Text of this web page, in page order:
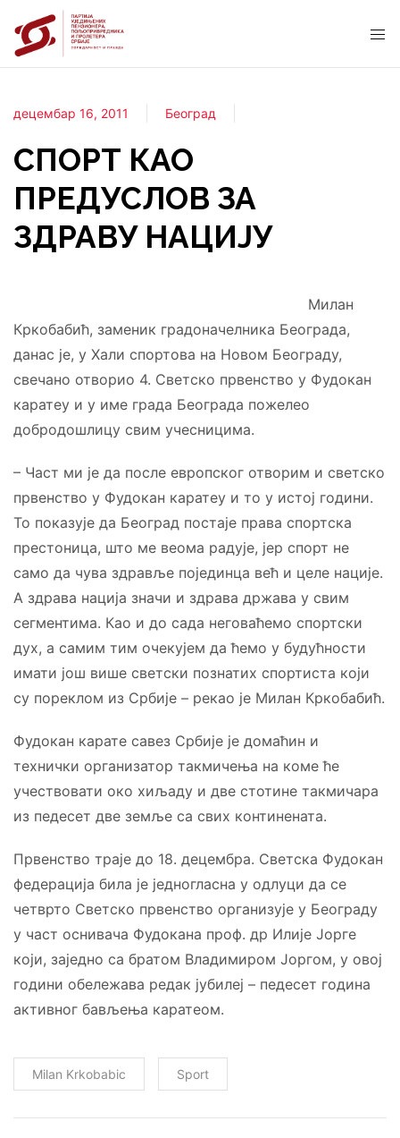
децембар 16, 2011 Београд
СПОРТ КАО
ПРЕДУСЛОВ ЗА
ЗДРАВУ НАЦИЈУ
Милан
Кркобабић, заменик градоначелника Београда,
данас је, у Хали спортова на Новом Београду,
свечано отворио 4. Светско првенство у Фудокан
каратеу и у име града Београда пожелео
добродошлицу свим учесницима.
– Част ми је да после европског отворим и светско
првенство у Фудокан каратеу и то у истој години.
То показује да Београд постаје права спортска
престоница, што ме веома радује, јер спорт не
само да чува здравље појединца већ и целе нације.
А здрава нација значи и здрава држава у свим
сегментима. Као и до сада неговаћемо спортски
дух, а самим тим очекујем да ћемо у будућности
имати још више светски познатих спортиста који
су пореклом из Србије – рекао је Милан Кркобабић.
Фудокан карате савез Србије је домаћин и
технички организатор такмичења на коме ће
учествовати око хиљаду и две стотине такмичара
из педесет две земље са свих континената.
Првенство траје до 18. децембра. Светска Фудокан
федерација била је једногласна у одлуци да се
четврто Светско првенство организује у Београду
у част оснивача Фудокана проф. др Илије Јорге
који, заједно са братом Владимиром Јоргом, у овој
години обележава редак јубилеј – педесет година
активног бављења каратеом.
Milan Krkobabic Sport